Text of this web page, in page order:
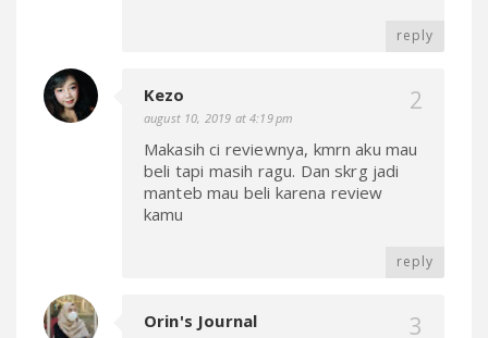
reply
Kezo
august 10, 2019 at 4:19 pm
Makasih ci reviewnya, kmrn aku mau
beli tapi masih ragu. Dan skrg jadi
manteb mau beli karena review
kamu
reply
Orin's Journal